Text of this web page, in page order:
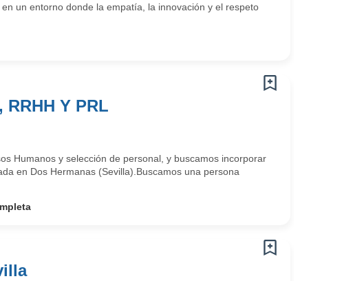
un entorno donde la empatía, la innovación y el respeto
RRHH Y PRL
Humanos y selección de personal, y buscamos incorporar
en Dos Hermanas (Sevilla).Buscamos una persona